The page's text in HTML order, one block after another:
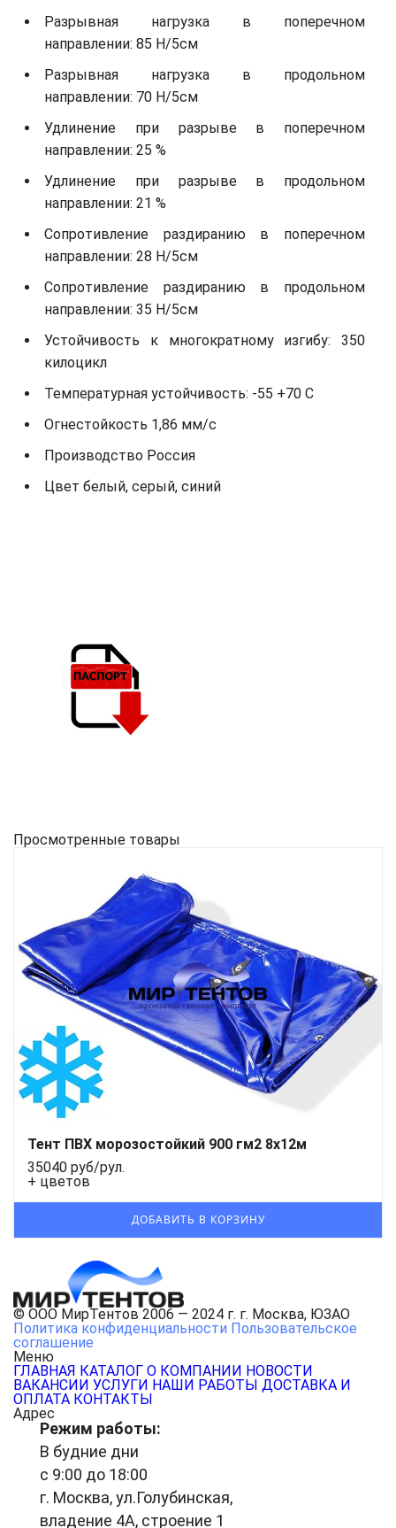
Разрывная нагрузка в поперечном
направлении: 85 Н/5см
Разрывная нагрузка в продольном
направлении: 70 Н/5см
Удлинение при разрыве в поперечном
направлении: 25 %
Удлинение при разрыве в продольном
направлении: 21 %
Сопротивление раздиранию в поперечном
направлении: 28 Н/5см
Сопротивление раздиранию в продольном
направлении: 35 Н/5см
Устойчивость к многократному изгибу: 350
килоцикл
Температурная устойчивость: -55 +70 С
Огнестойкость 1,86 мм/с
Производство Россия
Цвет белый, серый, синий
Просмотренные товары
Тент ПВХ морозостойкий 900 гм2 8х12м
35040 руб/рул.
+ цветов
© ООО МирТентов 2006 — 2024 г. г. Москва, ЮЗАО
Политика конфиденциальности Пользовательское
соглашение
Меню
ГЛАВНАЯ КАТАЛОГ О КОМПАНИИ НОВОСТИ
ВАКАНСИИ УСЛУГИ НАШИ РАБОТЫ ДОСТАВКА И
ОПЛАТА КОНТАКТЫ
Адрес
Режим работы:
В будние дни
с 9:00 до 18:00
г. Москва, ул.Голубинская,
владение 4А, строение 1